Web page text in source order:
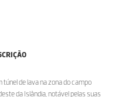
de lava na zona do campo
da Islândia, notável pelas suas